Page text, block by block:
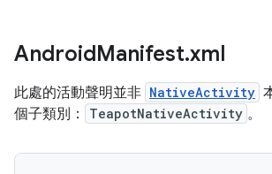
AndroidManifest.xml
此處的活動聲明並非 NativeActivity
個子類別：
TeapotNativeActivity 。